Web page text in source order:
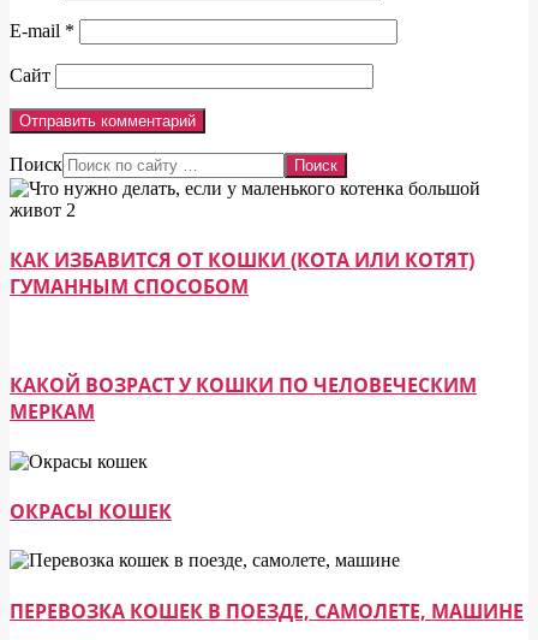
E-mail *
Сайт
Поиск
КАК ИЗБАВИТСЯ ОТ КОШКИ (КОТА ИЛИ КОТЯТ)
ГУМАННЫМ СПОСОБОМ
КАКОЙ ВОЗРАСТ У КОШКИ ПО ЧЕЛОВЕЧЕСКИМ
МЕРКАМ
ОКРАСЫ КОШЕК
ПЕРЕВОЗКА КОШЕК В ПОЕЗДЕ, САМОЛЕТЕ, МАШИНЕ